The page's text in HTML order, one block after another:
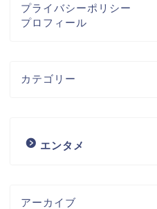
プライバシーポリシー
プロフィール
カテゴリー
エンタメ
アーカイブ